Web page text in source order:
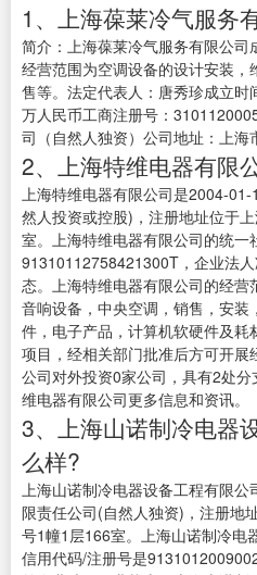
1、上海葆莱冷气服务
简介：上海葆莱冷气服务有限公
经营范围为空调设备的设计安装
售等。法定代表人：唐秀珍成立
万人民币工商注册号：
司（自然人独资）公司地址：上
2、上海特维电器有限
上海特维电器有限公司是2004-
然人投资或控股)，注册地址位于
室。上海特维电器有限公司的统一
91310112758421300T，企业法
态。上海特维电器有限公司的经营
音响设备，中央空调，销售，安
件，电子产品，计算机软硬件及
项目，经相关部门批准后方可开
公司对外投资0家公司，具有2处
维电器有限公司更多信息和资讯。
3、上海山诺制冷电器
么样?
上海山诺制冷电器设备工程有限
限责任公司(自然人独资)，注册地
号1幢1层166室。上海山诺制冷电
信用代码/注册号是